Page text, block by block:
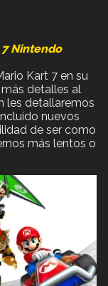
Nintendo
Kart 7 en su
detalles al
les detallaremos
nuevos
de ser como
más lentos o